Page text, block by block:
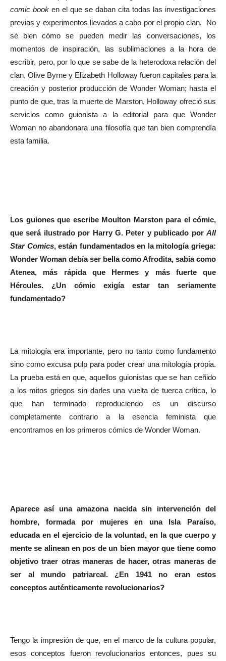
comic book en el que se daban cita todas las investigaciones
previas y experimentos llevados a cabo por el propio clan. No
sé bien cómo se pueden medir las conversaciones, los
momentos de inspiración, las sublimaciones a la hora de
escribir, pero, por lo que se sabe de la heterodoxa relación del
clan, Olive Byrne y Elizabeth Holloway fueron capitales para la
creación y posterior producción de Wonder Woman; hasta el
punto de que, tras la muerte de Marston, Holloway ofreció sus
servicios como guionista a la editorial para que Wonder
Woman no abandonara una filosofía que tan bien comprendía
esta familia.
Los guiones que escribe Moulton Marston para el cómic,
que será ilustrado por Harry G. Peter y publicado por All
Star Comics, están fundamentados en la mitología griega:
Wonder Woman debía ser bella como Afrodita, sabia como
Atenea, más rápida que Hermes y más fuerte que
Hércules. ¿Un cómic exigía estar tan seriamente
fundamentado?
La mitología era importante, pero no tanto como fundamento
sino como excusa pulp para poder crear una mitología propia.
La prueba está en que, aquellos guionistas que se han ceñido
a los mitos griegos sin darles una vuelta de tuerca crítica, lo
que han terminado reproduciendo es un discurso
completamente contrario a la esencia feminista que
encontramos en los primeros cómics de Wonder Woman.
Aparece así una amazona nacida sin intervención del
hombre, formada por mujeres en una Isla Paraíso,
educada en el ejercicio de la voluntad, en la que cuerpo y
mente se alinean en pos de un bien mayor que tiene como
objetivo traer otras maneras de hacer, otras maneras de
ser al mundo patriarcal. ¿En 1941 no eran estos
conceptos auténticamente revolucionarios?
Tengo la impresión de que, en el marco de la cultura popular,
esos conceptos fueron revolucionarios entonces, pues su